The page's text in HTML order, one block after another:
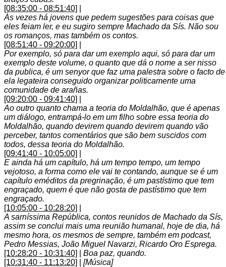
[08:35:00 - 08:51:40]
Às vezes há jovens que pedem sugestões para coisas que
eles feiam ler, e eu sugiro sempre Machado da Sís. Não sou
os romanços, mas também os contos.
[08:51:40 - 09:20:00]
Por exemplo, só para dar um exemplo aqui, só para dar um
exemplo deste volume, o quanto que dá o nome a ser nisso
da publica, é um senyor que faz uma palestra sobre o facto de
ela legateira conseguido organizar politicamente uma
comunidade de arañas.
[09:20:00 - 09:41:40]
Ao outro quanto chama a teoria do Moldalhão, que é apenas
um diálogo, entrampá-lo em um filho sobre essa teoria do
Moldalhão, quando devirem quando devirem quando vão
perceber, tantos comentários que são bem suscidos com
todos, dessa teoria do Moldalhão.
[09:41:40 - 10:05:00]
E ainda há um capítulo, há um tempo tempo, um tempo
vejotoso, a forma como ele vai te contando, aunque se é um
capítulo eméditos da pregrinação, é um pastístimo que tem
engraçado, quem é que não gosta de pastístimo que tem
engraçado.
[10:05:00 - 10:28:20]
A sarníssima República, contos reunidos de Machado da Sís,
assim se conclui mais uma reunião humanal, hoje de dia, há
mesmo hora, os mesmos de sempre, também em podcast,
Pedro Messias, João Miguel Navarzi, Ricardo Oro Esprega.
[10:28:20 - 10:31:40]
Boa paz, quando.
[10:31:40 - 11:13:20]
[Música]